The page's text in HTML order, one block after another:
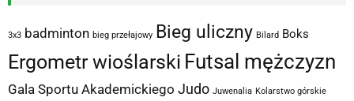
3x3 badminton bieg przełajowy Bieg uliczny Bilard Boks
Ergometr wioślarski Futsal mężczyzn
Gala Sportu Akademickiego Judo Juwenalia Kolarstwo górskie